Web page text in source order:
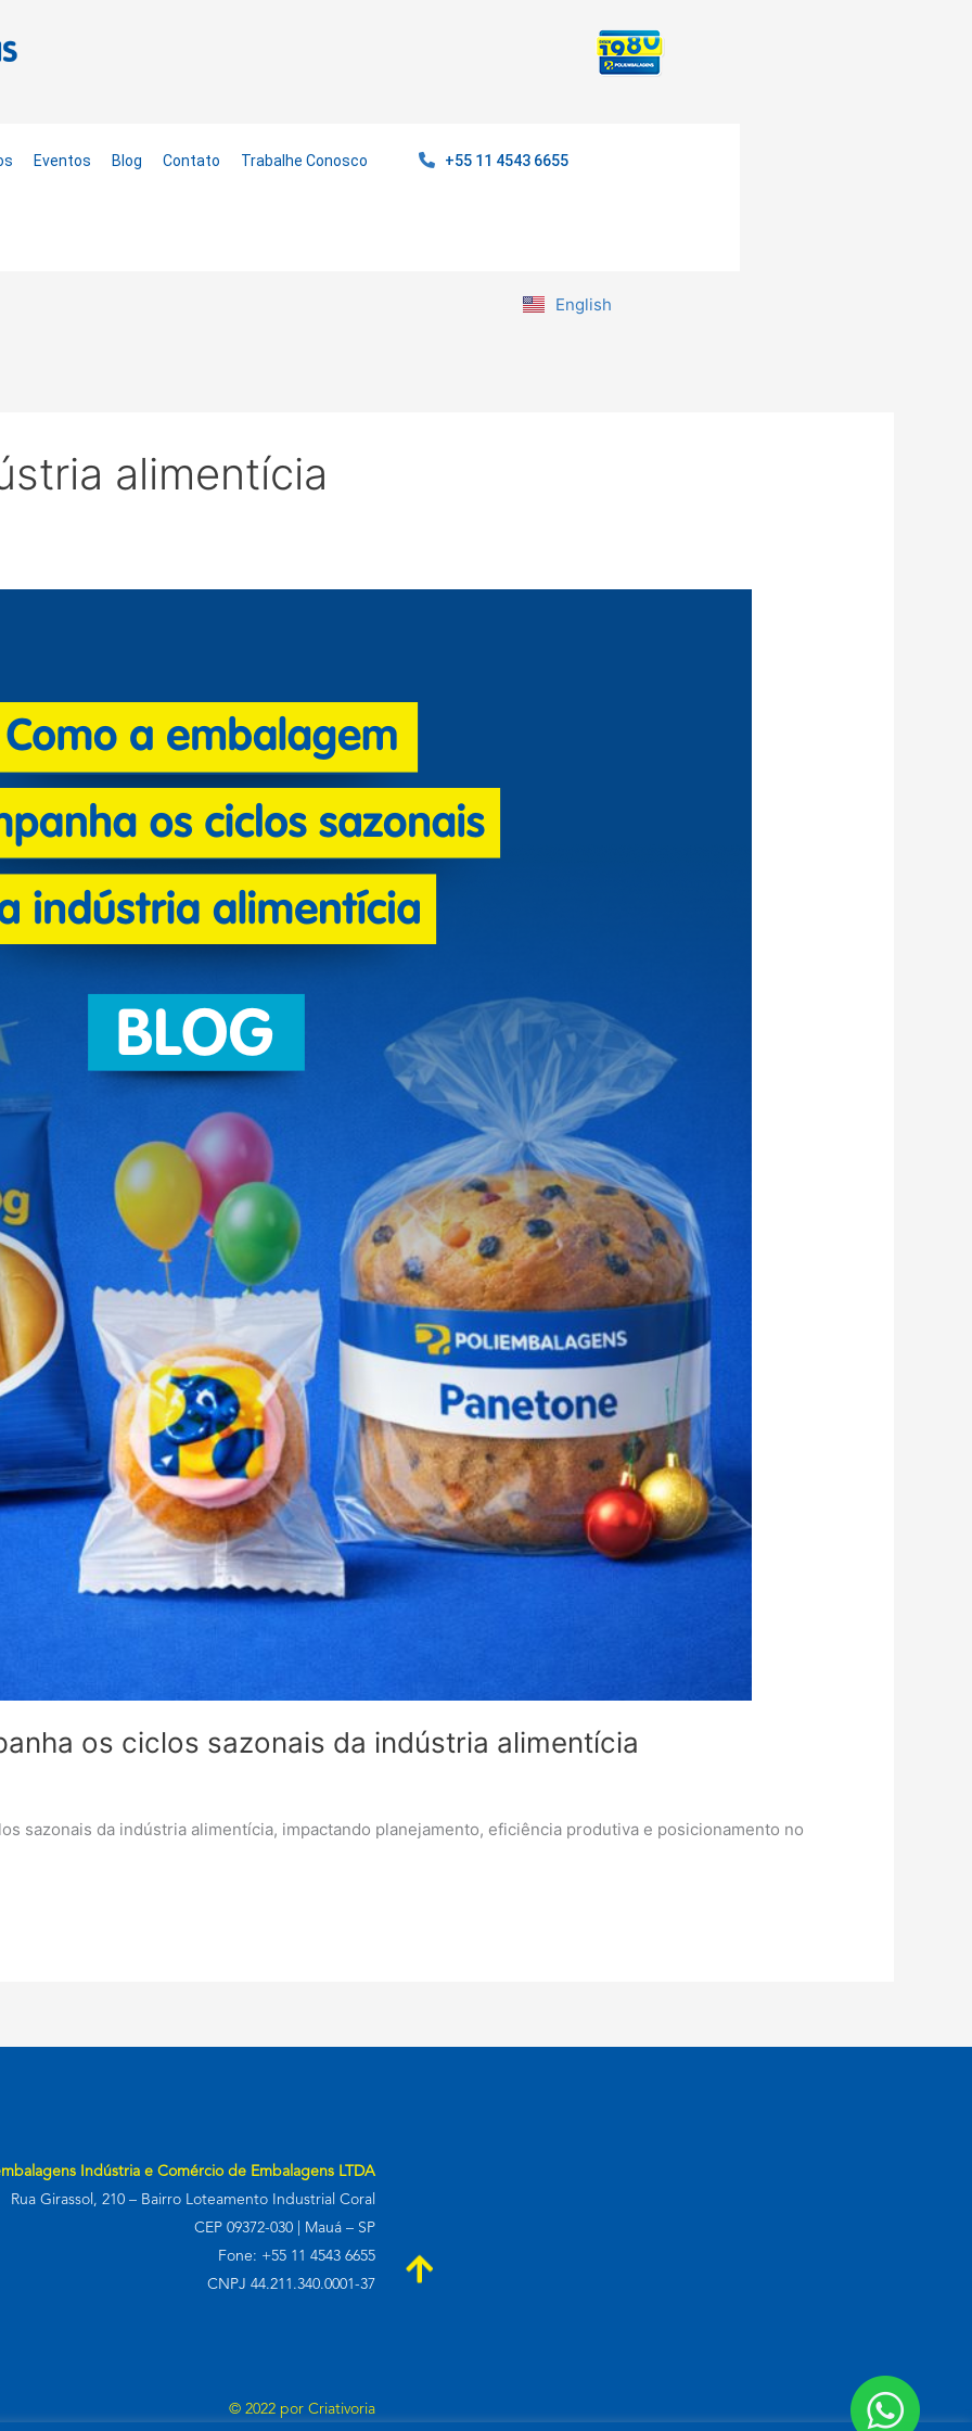
Eventos Blog Contato Trabalhe Conosco +55 11 4543 6655
English
alimentícia
os ciclos sazonais da indústria alimentícia
sazonais da indústria alimentícia, impactando planejamento, eficiência produtiva e posicionamento no
Indústria e Comércio de Embalagens LTDA
Rua Girassol, 210 – Bairro Loteamento Industrial Coral
CEP 09372-030 | Mauá – SP
Fone: +55 11 4543 6655
CNPJ 44.211.340.0001-37
© 2022 por Criativoria